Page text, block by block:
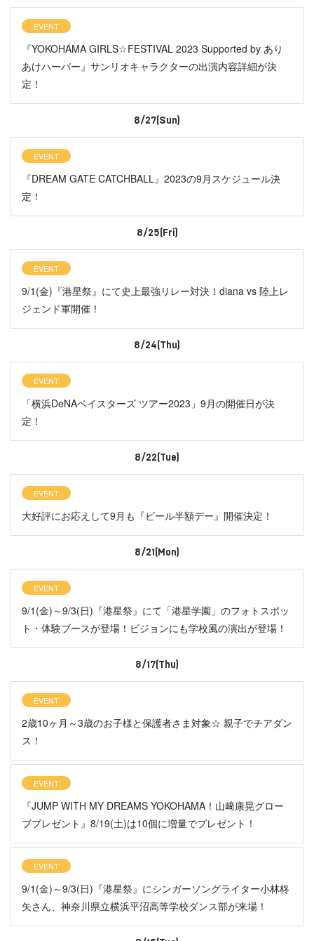
EVENT
『YOKOHAMA GIRLS☆FESTIVAL 2023 Supported by あり
あけハーバー』サンリオキャラクターの出演内容詳細が決
定！
8/27(Sun)
EVENT
『DREAM GATE CATCHBALL』2023の9月スケジュール決
定！
8/25(Fri)
EVENT
9/1(金)『港星祭』にて史上最強リレー対決！diana vs 陸上レ
ジェンド軍開催！
8/24(Thu)
EVENT
「横浜DeNAベイスターズ ツアー2023」9月の開催日が決
定！
8/22(Tue)
EVENT
大好評にお応えして9月も『ビール半額デー』開催決定！
8/21(Mon)
EVENT
9/1(金)～9/3(日)『港星祭』にて「港星学園」のフォトスポッ
ト・体験ブースが登場！ビジョンにも学校風の演出が登場！
8/17(Thu)
EVENT
2歳10ヶ月～3歳のお子様と保護者さま対象☆ 親子でチアダン
ス！
EVENT
『JUMP WITH MY DREAMS YOKOHAMA！山﨑康晃グロー
ブプレゼント』8/19(土)は10個に増量でプレゼント！
EVENT
9/1(金)～9/3(日)『港星祭』にシンガーソングライター小林柊
矢さん、神奈川県立横浜平沼高等学校ダンス部が来場！